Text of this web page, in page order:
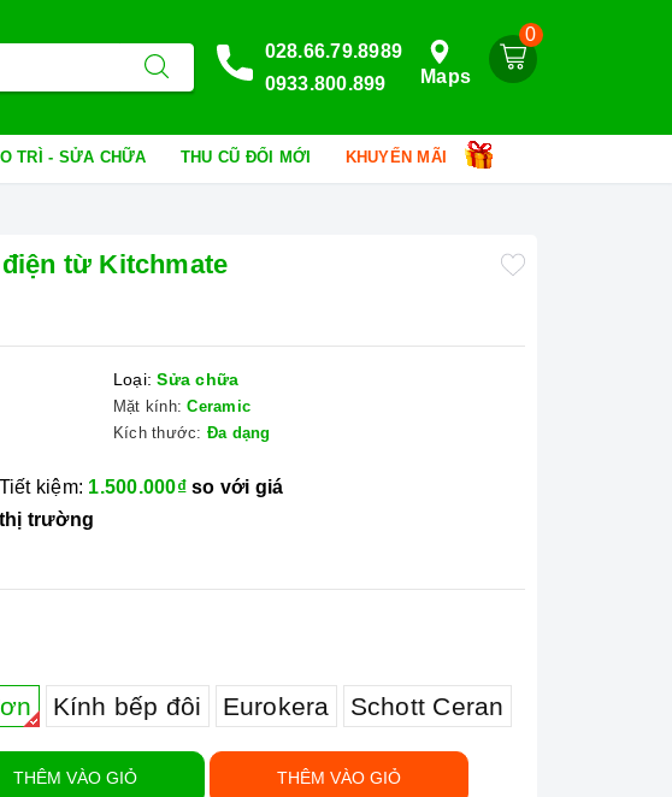
0
Maps
028.66.79.8989
0933.800.899
TRÌ - SỬA CHỮA THU CŨ ĐỔI MỚI KHUYẾN MÃI
từ Kitchmate
Loại: Sửa chữa
Mặt kính: Ceramic
Kích thước: Đa dạng
Tiết kiệm: 1.500.000₫so với giá
thị trường
Kính bếp đôi Eurokera Schott Ceran
THÊM VÀO GIỎ THÊM VÀO GIỎ